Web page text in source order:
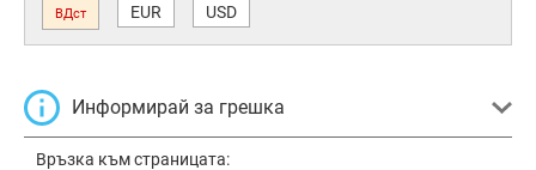
ВДст EUR USD
Информирай за грешка
Връзка към страницата: